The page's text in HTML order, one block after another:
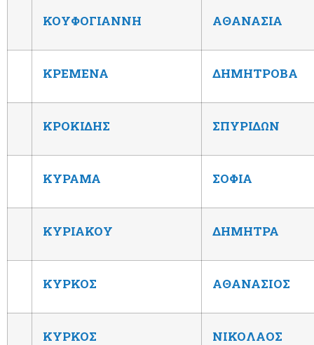
ΚΟΥΦΟΓΙΑΝΝΗ ΑΘΑΝΑΣΙΑ
ΚΡΕΜΕΝΑ ΔΗΜΗΤΡΟΒΑ
ΚΡΟΚΙΔΗΣ ΣΠΥΡΙΔΩΝ
ΚΥΡΑΜΑ ΣΟΦΙΑ
ΚΥΡΙΑΚΟΥ ΔΗΜΗΤΡΑ
ΚΥΡΚΟΣ ΑΘΑΝΑΣΙΟΣ
ΚΥΡΚΟΣ ΝΙΚΟΛΑΟΣ